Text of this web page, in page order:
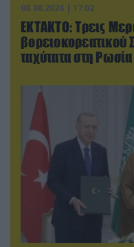
08.08.2026 | 17:02
ΕΚΤΑΚΤΟ: Τρεις
βορειοκορεατικού
ταχύτατα στη Ρωσία